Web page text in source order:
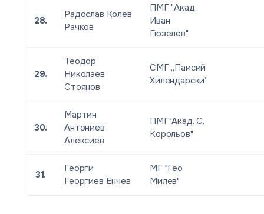
28.
Радослав Колев
Рачков
ПМГ "Акад.
Иван
Гюзелев"
29.
Теодор
Николаев
Стоянов
СМГ „Паисий
Хилендарски”
30.
Мартин
Антониев
Алексиев
ПМГ"Акад. С.
Корольов"
31.
Георги
Георгиев Енчев
МГ "Гео
Милев"